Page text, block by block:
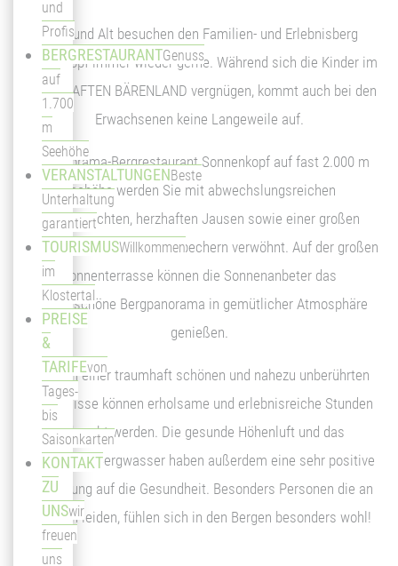
und
Profis
BERGRESTAURANTGenuss
auf
1.700
m
Seehöhe
VERANSTALTUNGENBeste
Unterhaltung
garantiert
TOURISMUSWillkommen
im
Klostertal
PREISE
&
TARIFEvon
Tages-
bis
Saisonkarten
KONTAKT
ZU
UNSwir
freuen
uns
Jung und Alt besuchen den Familien- und Erlebnisberg
Sonnenkopf immer wieder gerne. Während sich die Kinder im
SAGENHAFTEN BÄRENLAND vergnügen, kommt auch bei den
Erwachsenen keine Langeweile auf.
Im Panorama-Bergrestaurant Sonnenkopf auf fast 2.000 m
Seehöhe werden Sie mit abwechslungsreichen
Tagesgerichten, herzhaften Jausen sowie einer großen
Auswahl an Kuchen und Eisbechern verwöhnt. Auf der großen
Sonnenterrasse können die Sonnenanbeter das
wunderschöne Bergpanorama in gemütlicher Atmosphäre
genießen.
Inmitten einer traumhaft schönen und nahezu unberührten
Naturkulisse können erholsame und erlebnisreiche Stunden
verbracht werden. Die gesunde Höhenluft und das
kristallklare Bergwasser haben außerdem eine sehr positive
Auswirkung auf die Gesundheit. Besonders Personen die an
Allergien leiden, fühlen sich in den Bergen besonders wohl!